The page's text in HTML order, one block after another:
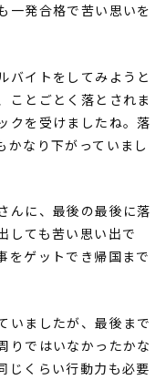
一発合格で苦い思いを
バイトをしてみようと
ことごとく落とされま
クを受けましたね。落
かなり下がっていまし
んに、最後の最後に落
しても苦い思い出で
をゲットでき帰国まで
いましたが、最後まで
りではいなかったかな
じくらい行動力も必要